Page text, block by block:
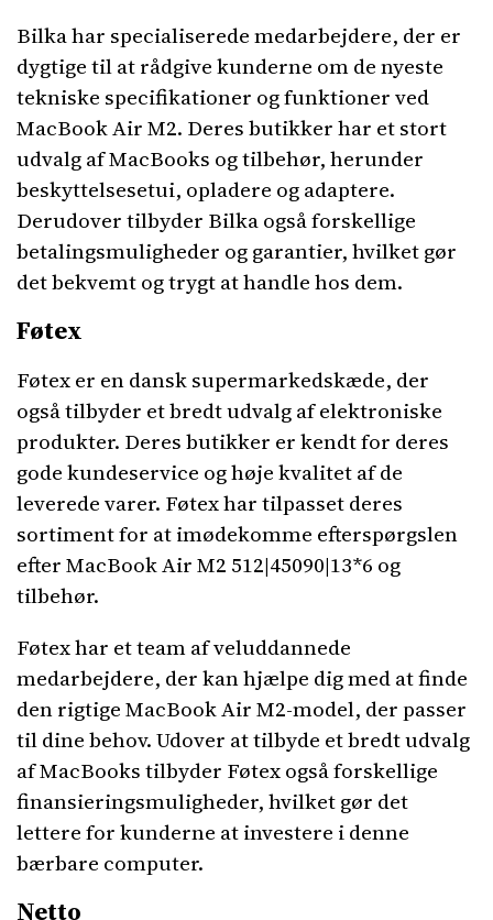
Bilka har specialiserede medarbejdere, der er
dygtige til at rådgive kunderne om de nyeste
tekniske specifikationer og funktioner ved
MacBook Air M2. Deres butikker har et stort
udvalg af MacBooks og tilbehør, herunder
beskyttelsesetui, opladere og adaptere.
Derudover tilbyder Bilka også forskellige
betalingsmuligheder og garantier, hvilket gør
det bekvemt og trygt at handle hos dem.
Føtex
Føtex er en dansk supermarkedskæde, der
også tilbyder et bredt udvalg af elektroniske
produkter. Deres butikker er kendt for deres
gode kundeservice og høje kvalitet af de
leverede varer. Føtex har tilpasset deres
sortiment for at imødekomme efterspørgslen
efter MacBook Air M2 512|45090|13*6 og
tilbehør.
Føtex har et team af veluddannede
medarbejdere, der kan hjælpe dig med at finde
den rigtige MacBook Air M2-model, der passer
til dine behov. Udover at tilbyde et bredt udvalg
af MacBooks tilbyder Føtex også forskellige
finansieringsmuligheder, hvilket gør det
lettere for kunderne at investere i denne
bærbare computer.
Netto